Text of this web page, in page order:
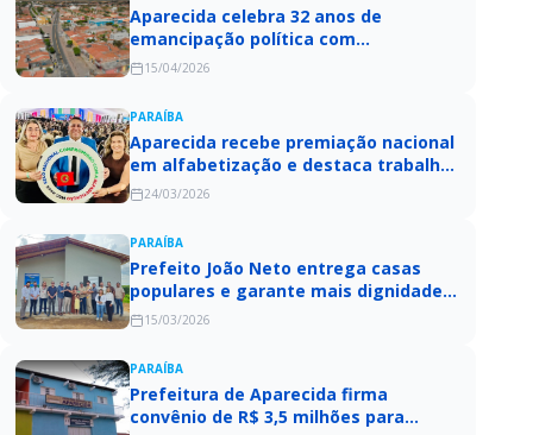
Aparecida celebra 32 anos de
emancipação política com
programação especial e entrega de
15/04/2026
PARAÍBA
Aparecida recebe premiação nacional
em alfabetização e destaca trabalho
coletivo na educação
24/03/2026
PARAÍBA
Prefeito João Neto entrega casas
populares e garante mais dignidade a
famílias de Aparecida
15/03/2026
PARAÍBA
Prefeitura de Aparecida firma
convênio de R$ 3,5 milhões para